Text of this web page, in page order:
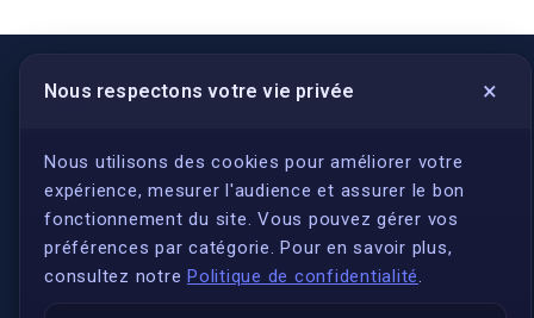
Nous respectons votre vie privée ×
Nous utilisons des cookies pour améliorer votre
expérience, mesurer l'audience et assurer le bon
fonctionnement du site. Vous pouvez gérer vos
préférences par catégorie. Pour en savoir plus,
consultez notre Politique de confidentialité.
LIENS UTILES
S'inscrire
Qui sommes-nous ?
Conformité
Annuaires des traducteurs assermentés